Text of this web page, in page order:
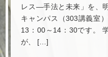
レス―手法と未来」を、
キャンパス（303講義室
13：00～14：30です。
が、 […]